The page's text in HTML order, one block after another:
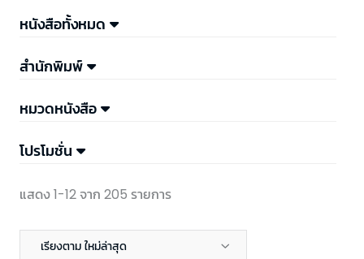
หนังสือทั้งหมด
สำนักพิมพ์
หมวดหนังสือ
โปรโมชั่น
แสดง 1-12 จาก 205 รายการ
เรียงตาม ใหม่ล่าสุด